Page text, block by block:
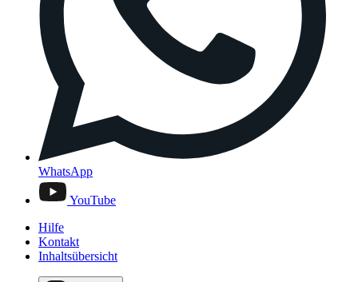
WhatsApp
YouTube
Hilfe
Kontakt
Inhaltsübersicht